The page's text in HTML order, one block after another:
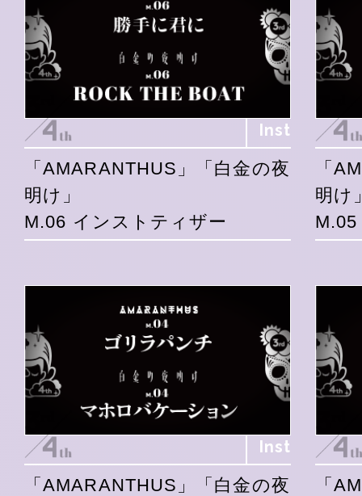
Inst
「AMARANTHUS」「白金の夜
明け」
M.06 インストティザー
「
明け
Inst
「AMARANTHUS」「白金の夜
「